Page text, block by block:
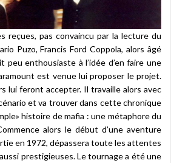
reçues, pas convaincu par la lecture du
Puzo, Francis Ford Coppola, alors âgé
enthousiaste à l’idée d’en faire une
est venue lui proposer le projet.
lui feront accepter. Il travaille alors avec
et va trouver dans cette chronique
histoire de mafia : une métaphore du
alors le début d’une aventure
en 1972, dépassera toute les attentes
prestigieuses. Le tournage a été une